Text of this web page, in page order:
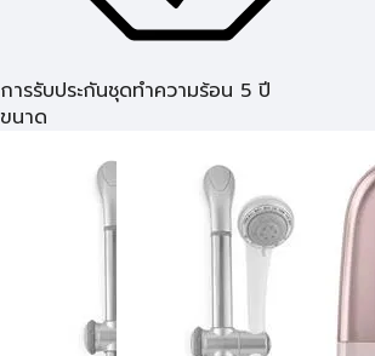
การรับประกันชุดทำความร้อน 5 ปี
ขนาด